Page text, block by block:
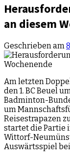
an diesem
Geschrieben am
Am letzten
den 1. BC Beuel
Badminton-
um
Reisestrapazen
startet die Partie
Wittorf-
Auswärtsspiel